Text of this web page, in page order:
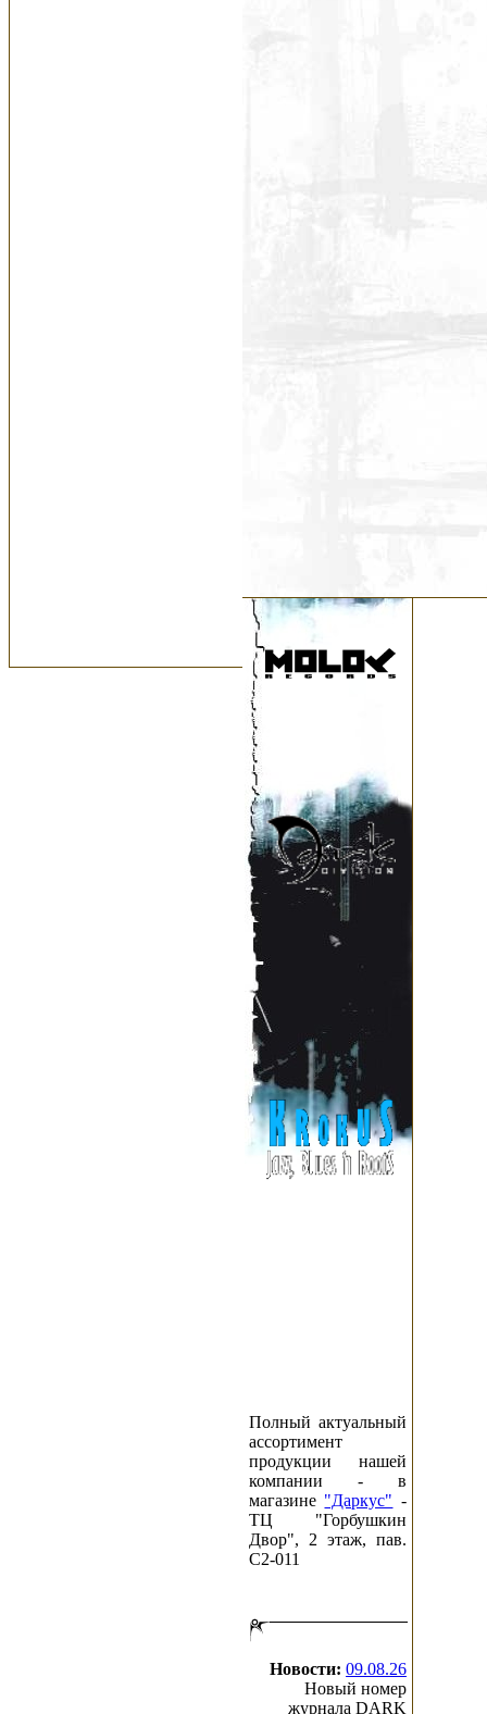
Полный актуальный
ассортимент
продукции нашей
компании - в
магазине "Даркус" -
ТЦ "Горбушкин
Двор", 2 этаж, пав.
C2-011
Новости: 09.08.26
Новый номер
журнала DARK